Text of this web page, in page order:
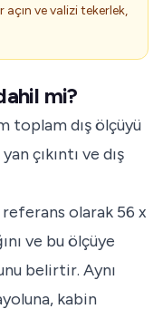
ve valizi tekerlek,
mi?
toplam dış ölçüyü
çıkıntı ve dış
olarak 56 x
ve bu ölçüye
belirtir. Aynı
kabin